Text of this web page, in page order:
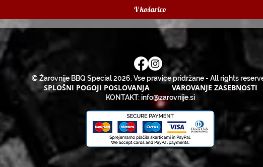
V košarico
© Žarovnije BBQ Special 2026. Vse pravice pridržane - All rights
SPLOŠNI POGOJI POSLOVANJA VAROVANJE ZASEBNOSTI
KONTAKT: info@zarovnije.si